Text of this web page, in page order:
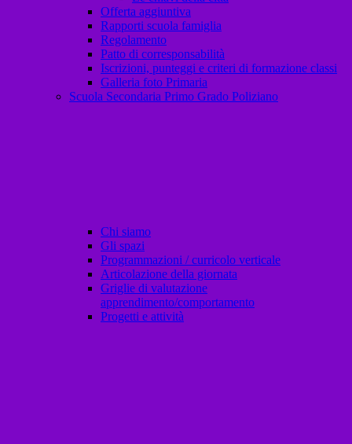
Offerta aggiuntiva
Rapporti scuola famiglia
Regolamento
Patto di corresponsabilità
Iscrizioni, punteggi e criteri di formazione classi
Galleria foto Primaria
Scuola Secondaria Primo Grado Poliziano
Chi siamo
Gli spazi
Programmazioni / curricolo verticale
Articolazione della giornata
Griglie di valutazione
apprendimento/comportamento
Progetti e attività